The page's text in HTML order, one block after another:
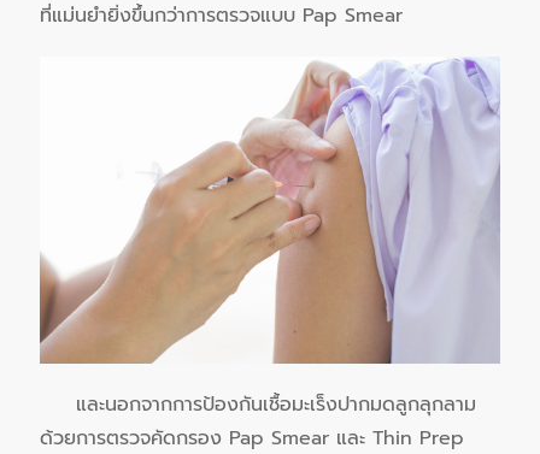
ที่แม่นยำยิ่งขึ้นกว่าการตรวจแบบ Pap Smear
และนอกจากการป้องกันเชื้อมะเร็งปากมดลูกลุกลาม
ด้วยการตรวจคัดกรอง Pap Smear และ Thin Prep